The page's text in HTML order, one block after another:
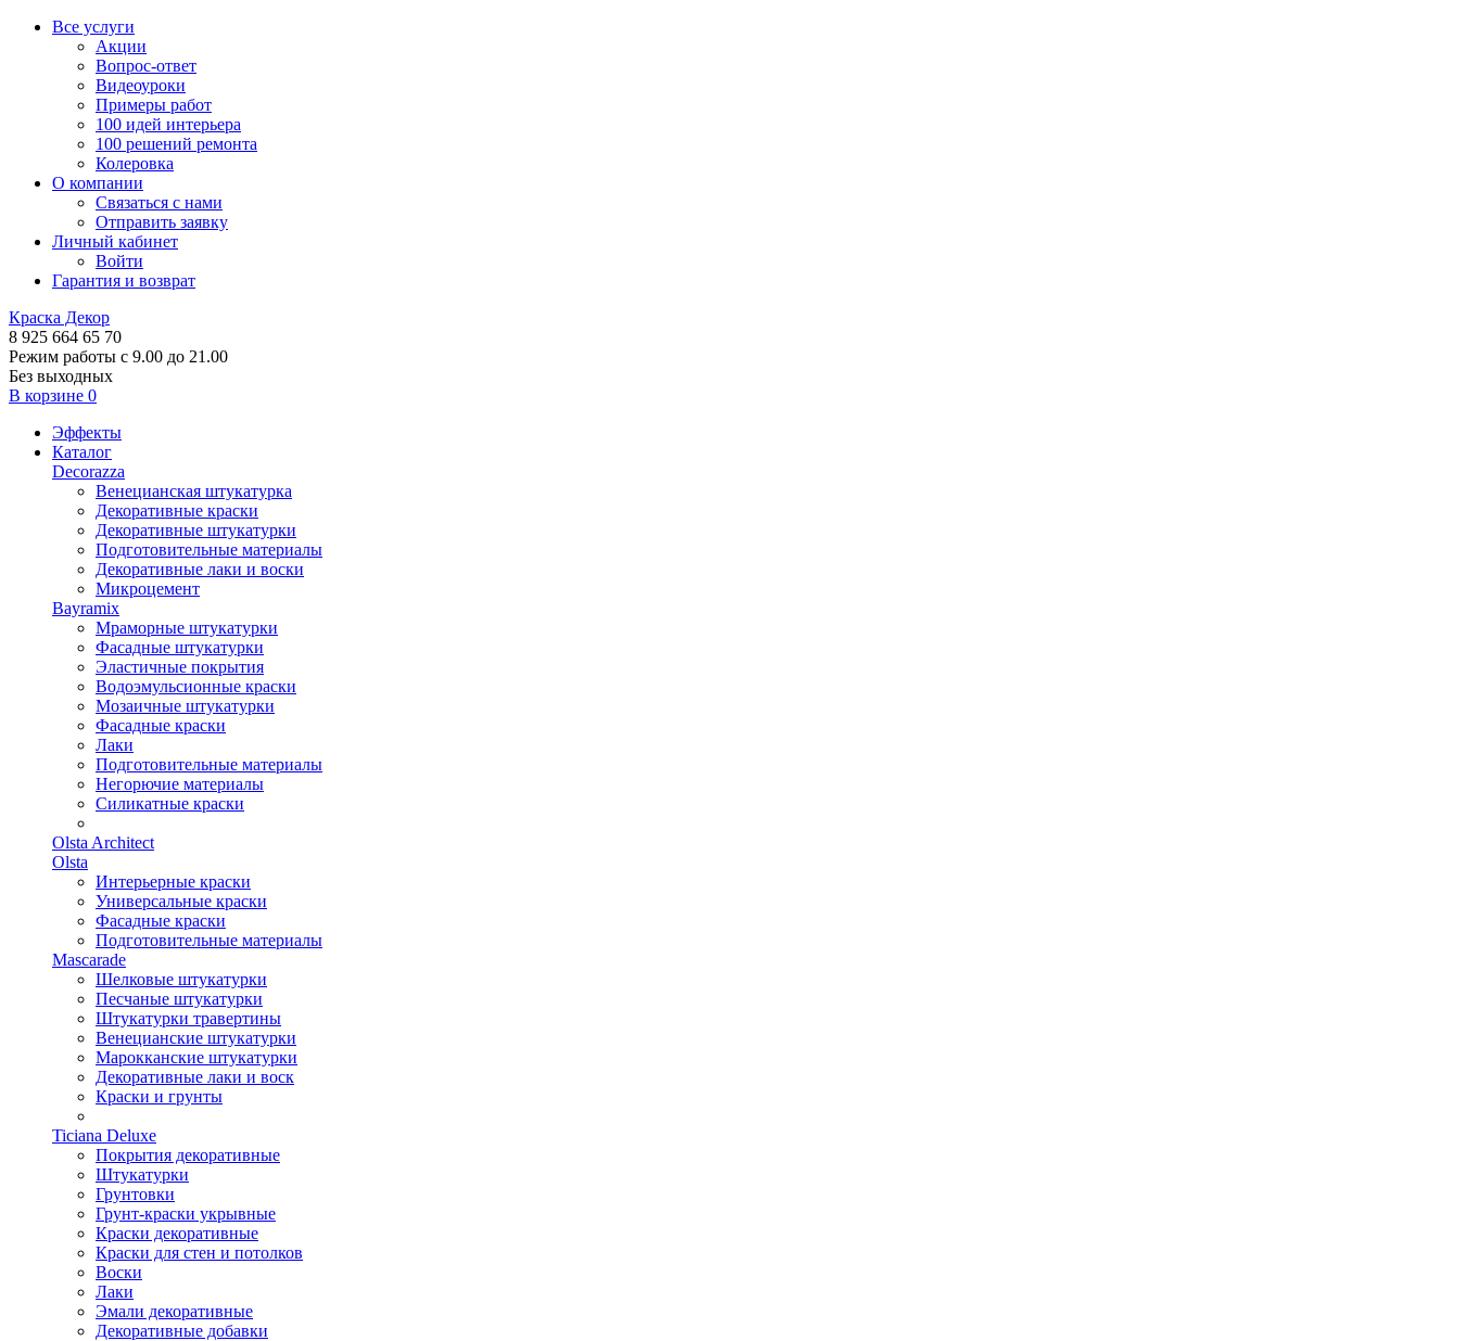
Все услуги
Акции
Вопрос-ответ
Видеоуроки
Примеры работ
100 идей интерьера
100 решений ремонта
Колеровка
О компании
Связаться с нами
Отправить заявку
Личный кабинет
Войти
Гарантия и возврат
Краска Декор
8 925 664 65 70
Режим работы с 9.00 до 21.00
Без выходных
В корзине 0
Эффекты
Каталог
Decorazza
Венецианская штукатурка
Декоративные краски
Декоративные штукатурки
Подготовительные материалы
Декоративные лаки и воски
Микроцемент
Bayramix
Мраморные штукатурки
Фасадные штукатурки
Эластичные покрытия
Водоэмульсионные краски
Мозаичные штукатурки
Фасадные краски
Лаки
Подготовительные материалы
Негорючие материалы
Силикатные краски
Olsta Architect
Olsta
Интерьерные краски
Универсальные краски
Фасадные краски
Подготовительные материалы
Mascarade
Шелковые штукатурки
Песчаные штукатурки
Штукатурки травертины
Венецианские штукатурки
Марокканские штукатурки
Декоративные лаки и воск
Краски и грунты
Ticiana Deluxe
Покрытия декоративные
Штукатурки
Грунтовки
Грунт-краски укрывные
Краски декоративные
Краски для стен и потолков
Воски
Лаки
Эмали декоративные
Декоративные добавки